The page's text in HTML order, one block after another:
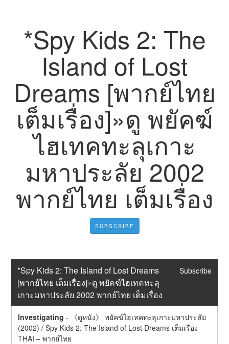
*Spy Kids 2: The
Island of Lost
Dreams [พากย์ไทย
เต็มเรื่อง]»ดู พยัคฆ์
ไฮเทคทะลุเกาะ
มหาประลัย 2002
พากย์ไทย เต็มเรื่อง
SUBSCRIBE
*Spy Kids 2: The Island of Lost Dreams
[พากย์ไทย เต็มเรื่อง]»ดู พยัคฆ์ไฮเทคทะลุ
เกาะมหาประลัย 2002 พากย์ไทย เต็มเรื่อง
Subscribe
Investigating -
《ดูหนัง》 พยัคฆ์ไฮเทคทะลุเกาะมหาประลัย
(2002) / Spy Kids 2: The Island of Lost Dreams เต็มเรื่อง
THAI – พากย์ไทย